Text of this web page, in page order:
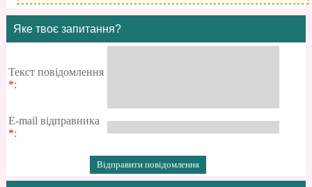
Яке твоє запитання?
Текст повідомлення
*:
E-mail відправника
*: